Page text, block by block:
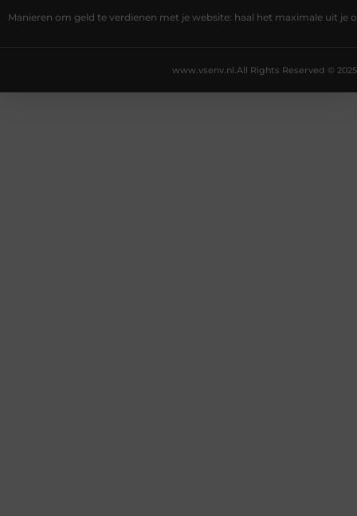
Manieren om geld te verdienen met je website: haal het maximale uit je
All Rights Reserved © 2025
www.vsenv.nl.